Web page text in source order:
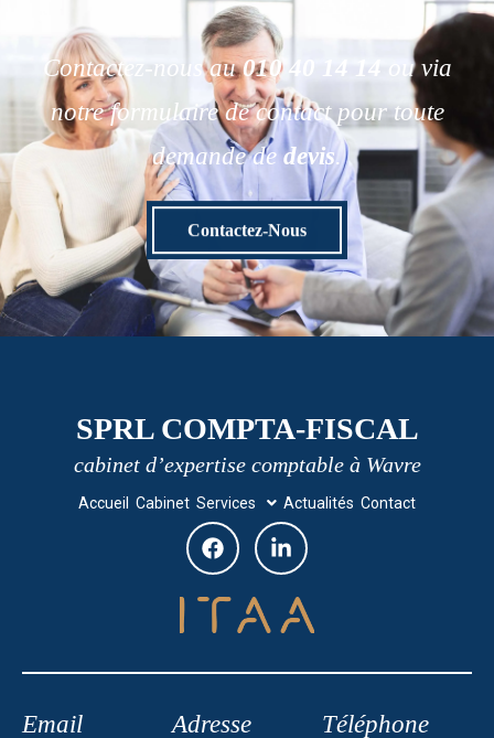
Contactez-nous au010 40 14 14
ou via
notre formulaire de contact pour toute
demande de devis.
Contactez-Nous
SPRL COMPTA-FISCAL
cabinet d’expertise comptable à Wavre
Accueil Cabinet Services Actualités Contact
Email Adresse Téléphone